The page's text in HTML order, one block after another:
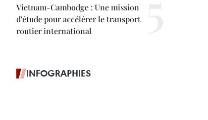
Vietnam-Cambodge : Une mission
d'étude pour accélérer le transport
routier international
INFOGRAPHIES